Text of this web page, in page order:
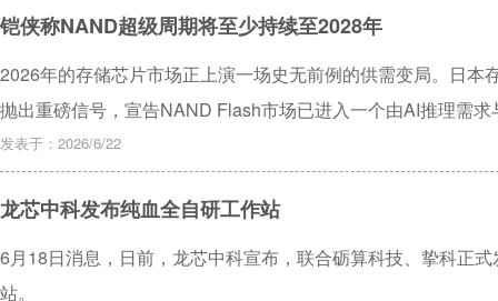
铠侠称NAND超级周期将至少持续至2028年
2026年的存储芯片市场正上演一场史无前例的供需变局。日
抛出重磅信号，宣告NAND Flash市场已进入一个由AI推理需
一势头预计将至少延续至2028年。
发表于：2026/6/22
龙芯中科发布纯血全自研工作站
6月18日消息，日前，龙芯中科宣布，联合砺算科技、挚科正
站。